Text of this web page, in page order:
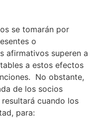
se tomarán por
o
afirmativos superen a
a estos efectos
No obstante,
de los socios
cuando los
para: